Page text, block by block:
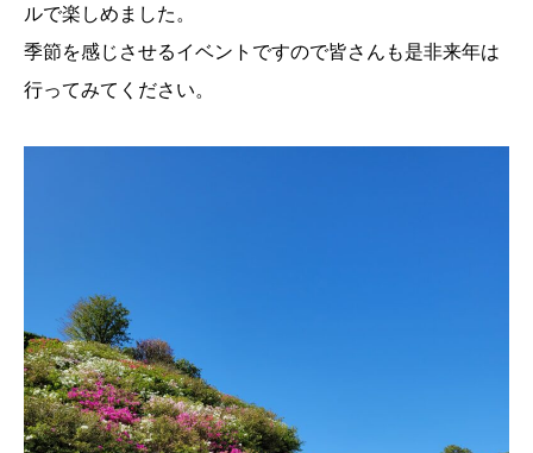
ルで楽しめました。
季節を感じさせるイベントですので皆さんも是非来年は
行ってみてください。